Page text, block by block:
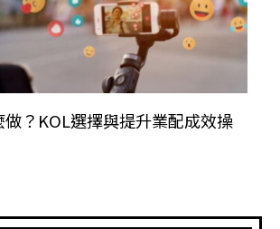
？KOL選擇與提升業配成效操